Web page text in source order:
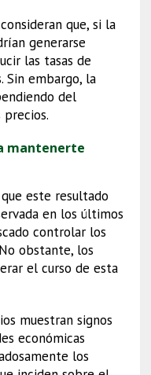
que, si la
generarse
las tasas de
Sin embargo, la
del
mantenerte
este resultado
en los últimos
controlar los
obstante, los
el curso de esta
muestran signos
económicas
los